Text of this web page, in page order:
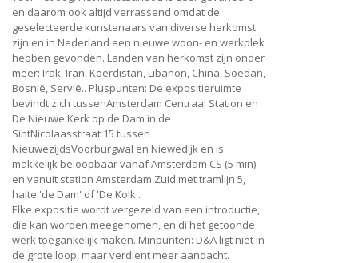
en daarom ook altijd verrassend omdat de
geselecteerde kunstenaars van diverse herkomst
zijn en in Nederland een nieuwe woon- en werkplek
hebben gevonden. Landen van herkomst zijn onder
meer: Irak, Iran, Koerdistan, Libanon, China, Soedan,
Bosnië, Servië.. Pluspunten: De expositieruimte
bevindt zich tussenAmsterdam Centraal Station en
De Nieuwe Kerk op de Dam in de
SintNicolaasstraat 15 tussen
NieuwezijdsVoorburgwal en Niewedijk en is
makkelijk beloopbaar vanaf Amsterdam CS (5 min)
en vanuit station Amsterdam Zuid met tramlijn 5,
halte 'de Dam' of 'De Kolk'.
Elke expositie wordt vergezeld van een introductie,
die kan worden meegenomen, en di het getoonde
werk toegankelijk maken. Minpunten: D&A ligt niet in
de grote loop, maar verdient meer aandacht.